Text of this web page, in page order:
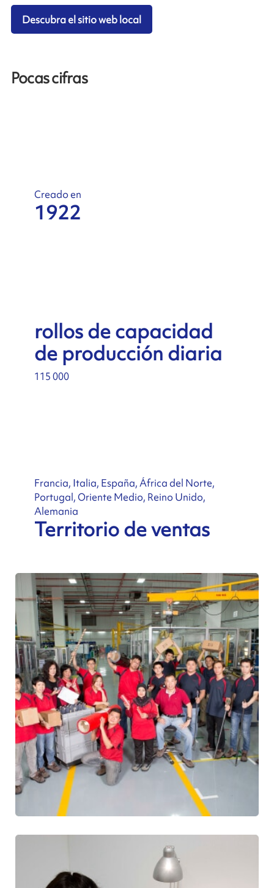
Descubra el sitio web local
Pocas cifras
Creado en
1922
rollos de capacidad
de producción diaria
115 000
Francia, Italia, España, África del Norte,
Portugal, Oriente Medio, Reino Unido,
Alemania
Territorio de ventas